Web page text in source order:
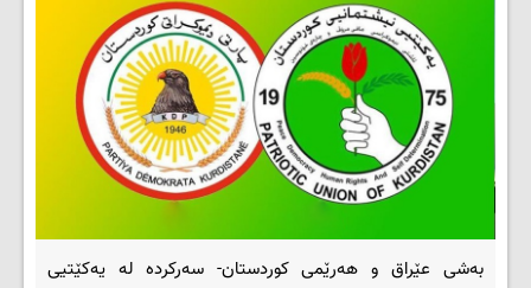
بەشی عێراق و هەرێمی کوردستان- سەرکردە لە یەکێتیی